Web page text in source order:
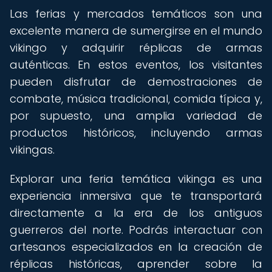
Las ferias y mercados temáticos son una
excelente manera de sumergirse en el mundo
vikingo y adquirir réplicas de armas
auténticas. En estos eventos, los visitantes
pueden disfrutar de demostraciones de
combate, música tradicional, comida típica y,
por supuesto, una amplia variedad de
productos históricos, incluyendo armas
vikingas.
Explorar una feria temática vikinga es una
experiencia inmersiva que te transportará
directamente a la era de los antiguos
guerreros del norte. Podrás interactuar con
artesanos especializados en la creación de
réplicas históricas, aprender sobre la